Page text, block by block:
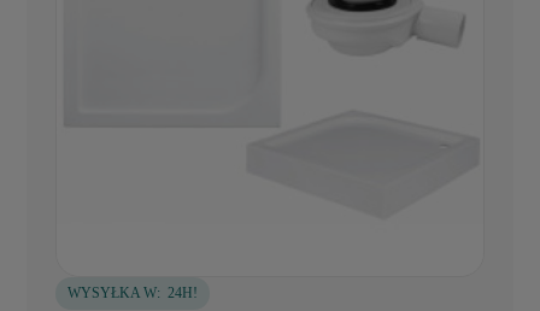
WYSYŁKA W: 24H!